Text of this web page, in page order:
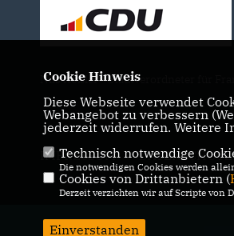
Nils Kößler - Stadtverordneter für
IMPRESSUM DATENSCHUTZ
Cookie Hinweis
Diese Webseite verwendet
Webangebot zu verbessern
jederzeit widerrufen. Weitere
Technisch notwendige
Die notwendigen Cookies werden
Cookies von Drittanbietern (
Derzeit verzichten wir auf Scripte von
Einverstanden